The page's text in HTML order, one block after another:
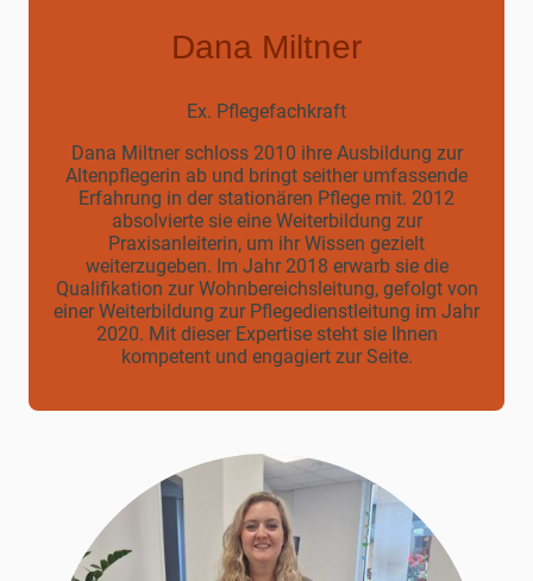
Dana Miltner
Ex. Pflegefachkraft
Dana Miltner schloss 2010 ihre Ausbildung zur
Altenpflegerin ab und bringt seither umfassende
Erfahrung in der stationären Pflege mit. 2012
absolvierte sie eine Weiterbildung zur
Praxisanleiterin, um ihr Wissen gezielt
weiterzugeben. Im Jahr 2018 erwarb sie die
Qualifikation zur Wohnbereichsleitung, gefolgt von
einer Weiterbildung zur Pflegedienstleitung im Jahr
2020. Mit dieser Expertise steht sie Ihnen
kompetent und engagiert zur Seite.